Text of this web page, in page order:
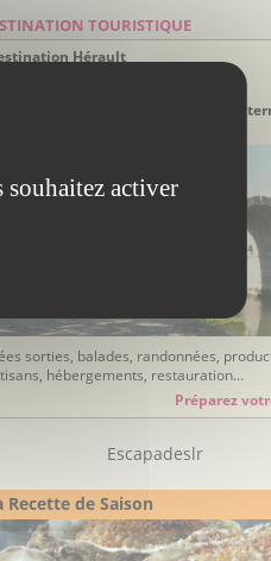
TOURISTIQUE
Hérault
le Pays de Lunel, un riche
sorties, balades, randonnées,
hébergements, restauration...
Préparez
Escapadeslr
Recette de Saison
souhaitez activer